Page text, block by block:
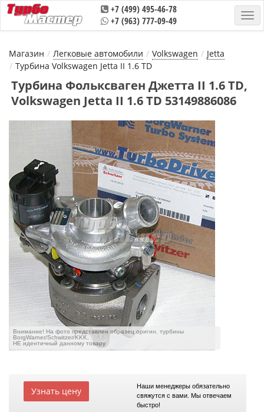
+7 (499) 495-46-78
+7 (963) 777-09-49
Магазин Легковые автомобили Volkswagen
Jetta
Турбина Volkswagen Jetta II 1.6 TD
Турбина Фольксваген Джетта II 1.6 TD,
Volkswagen Jetta II 1.6 TD 53149886086
Внимание! На фото представлен образец оригин. турбины
BorgWarner/Schwitzer/KKK,
НЕ идентичный данному товару
Узнать цену
Наши менеджеры обязательно
свяжутся с вами. Мы отвечаем
быстро!